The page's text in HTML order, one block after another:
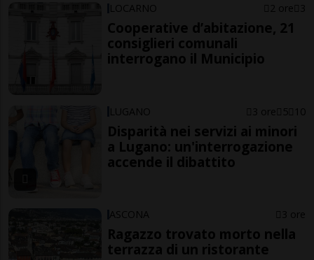
LOCARNO 2 ore 3
Cooperative d’abitazione, 21
consiglieri comunali
interrogano il Municipio
LUGANO 3 ore 5 10
Disparità nei servizi ai minori
a Lugano: un'interrogazione
accende il dibattito
ASCONA 3 ore
Ragazzo trovato morto nella
terrazza di un ristorante